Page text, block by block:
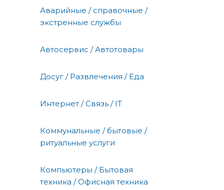
Аварийные / справочные /
экстренные службы
Автосервис / Автотовары
Досуг / Развлечения / Еда
Интернет / Связь / IT
Коммунальные / бытовые /
ритуальные услуги
Компьютеры / Бытовая
техника / Офисная техника